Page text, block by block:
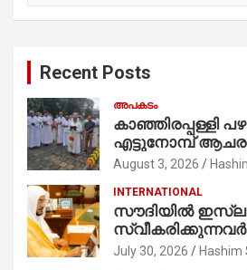
Recent Posts
അപകടം
കാഞ്ഞിരപ്പള്ളി
എട്ടുനോമ്പ് ആചരണത്തിന്റെ
ഭാഗമായുള്ള
കുര്യൻ
നിർവഹിക്കുന്നു.
August 3, 2026
INTERNATIONAL
സൗദിയില്‍
മുസ്ലിം’
July 30, 2026 Hashim